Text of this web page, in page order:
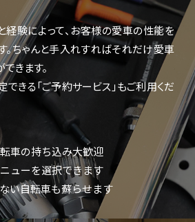
経験によって、お客様の愛車の性能を
。ちゃんと手入れすればそれだけ愛車
きます。
きる「ご予約サービス」もご利用くだ
車の持ち込み大歓迎
ューを選択できます
い自転車も蘇らせます